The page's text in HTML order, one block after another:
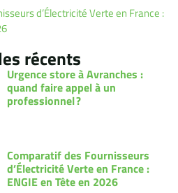
d’Électricité Verte en France :
récents
Urgence store à Avranches :
quand faire appel à un
professionnel ?
Comparatif des Fournisseurs
d’Électricité Verte en France :
ENGIE en Tête en 2026